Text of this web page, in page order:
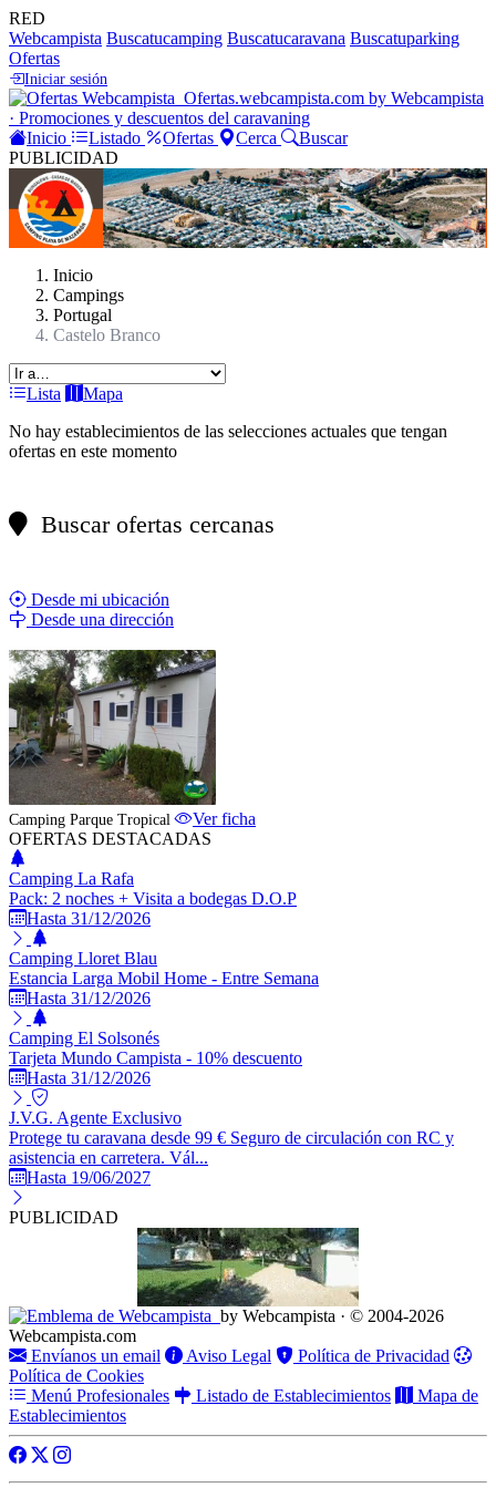
RED
Webcampista Buscatucamping Buscatucaravana Buscatuparking
Ofertas
Iniciar sesión
Ofertas.webcampista.com by Webcampista
· Promociones y descuentos del caravaning
Inicio
Listado Ofertas Cerca
Buscar
PUBLICIDAD
Inicio
Campings
Portugal
Castelo Branco
Lista
Mapa
No hay establecimientos de las selecciones actuales que tengan
ofertas en este momento
Buscar ofertas cercanas
Desde mi ubicación
Desde una dirección
Camping Parque Tropical
Ver ficha
OFERTAS DESTACADAS
Camping La Rafa
Pack: 2 noches + Visita a bodegas D.O.P
Hasta 31/12/2026
Camping Lloret Blau
Estancia Larga Mobil Home - Entre Semana
Hasta 31/12/2026
Camping El Solsonés
Tarjeta Mundo Campista - 10% descuento
Hasta 31/12/2026
J.V.G. Agente Exclusivo
Protege tu caravana desde 99 € Seguro de circulación con RC y
asistencia en carretera. Vál...
Hasta 19/06/2027
PUBLICIDAD
by Webcampista · © 2004-2026
Webcampista.com
Envíanos un email
Aviso Legal
Política de Privacidad
Política de Cookies
Menú Profesionales
Listado de Establecimientos
Mapa de
Establecimientos